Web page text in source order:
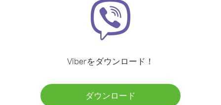
Viberをダウンロード！
ダウンロード